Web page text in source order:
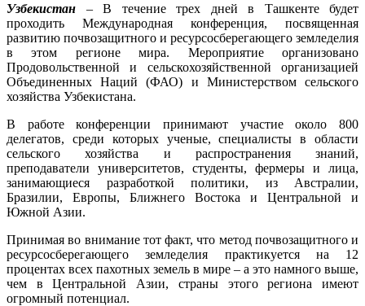
Узбекистан –В течение трех дней в Ташкенте будет
проходить Международная конференция, посвященная
развитию почвозащитного и ресурсосберегающего земледелия
в этом регионе мира. Мероприятие организовано
Продовольственной и сельскохозяйственной организацией
Объединенных Наций (ФАО) и Министерством сельского
хозяйства Узбекистана.
В работе конференции принимают участие около 800
делегатов, среди которых ученые, специалисты в области
сельского хозяйства и распространения знаний,
преподаватели университетов, студенты, фермеры и лица,
занимающиеся разработкой политики, из Австралии,
Бразилии, Европы, Ближнего Востока и Центральной и
Южной Азии.
Принимая во внимание тот факт, что метод почвозащитного и
ресурсосберегающего земледелия практикуется на 12
процентах всех пахотных земель в мире – а это намного выше,
чем в Центральной Азии, страны этого региона имеют
огромный потенциал.